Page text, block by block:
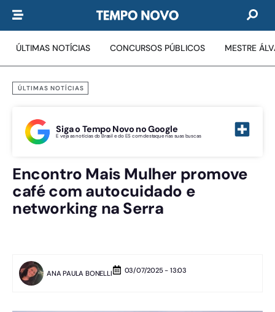
ÚLTIMAS NOTÍCIAS CONCURSOS PÚBLICOS MESTRE
ÚLTIMAS NOTÍCIAS
Siga o Tempo Novo no Google
E veja as notícias do Brasil e do ES com destaque nas suas buscas
Encontro Mais Mulher promove
café com autocuidado e
networking na Serra
ANA PAULA BONELLI 03/07/2025 - 13:03